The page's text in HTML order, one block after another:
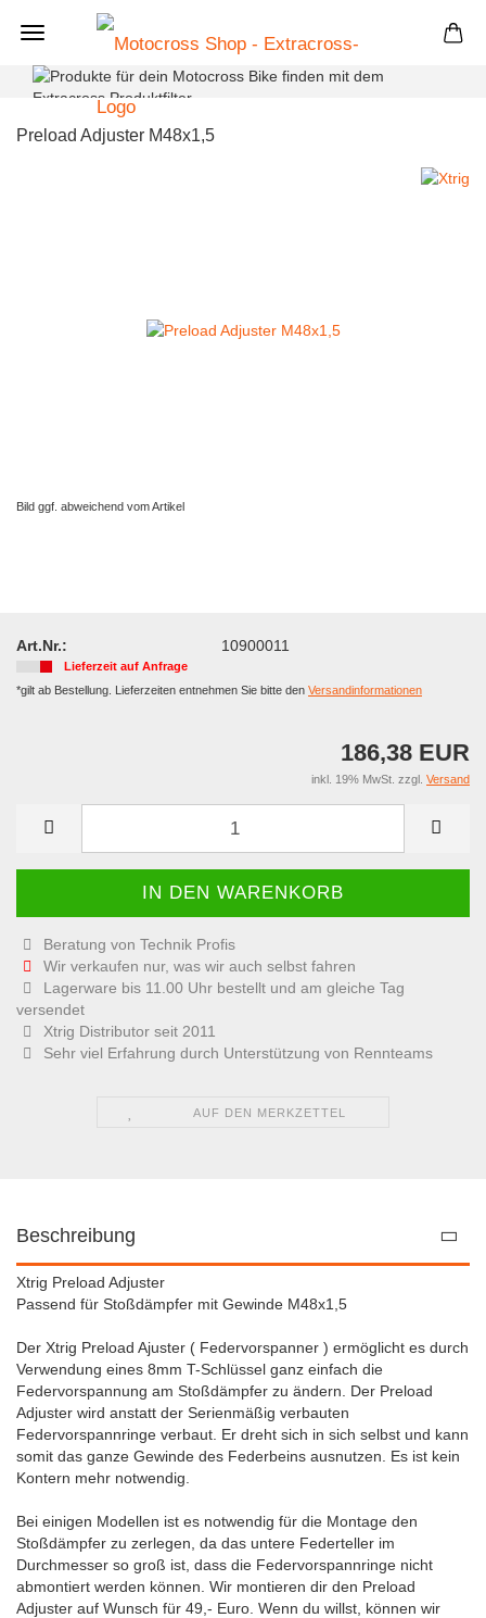
Preload Adjuster M48x1,5
Bild ggf. abweichend vom Artikel
Art.Nr.: 10900011
Lieferzeit auf Anfrage
*gilt ab Bestellung. Lieferzeiten entnehmen Sie bitte den Versandinformationen
186,38 EUR
inkl. 19% MwSt. zzgl. Versand
Beratung von Technik Profis
Wir verkaufen nur, was wir auch selbst fahren
Lagerware bis 11.00 Uhr bestellt und am gleiche Tag
versendet
Xtrig Distributor seit 2011
Sehr viel Erfahrung durch Unterstützung von Rennteams
AUF DEN MERKZETTEL
Beschreibung
Xtrig Preload Adjuster
Passend für Stoßdämpfer mit Gewinde M48x1,5
Der Xtrig Preload Ajuster ( Federvorspanner ) ermöglicht es durch
Verwendung eines 8mm T-Schlüssel ganz einfach die
Federvorspannung am Stoßdämpfer zu ändern. Der Preload
Adjuster wird anstatt der Serienmäßig verbauten
Federvorspannringe verbaut. Er dreht sich in sich selbst und kann
somit das ganze Gewinde des Federbeins ausnutzen. Es ist kein
Kontern mehr notwendig.
Bei einigen Modellen ist es notwendig für die Montage den
Stoßdämpfer zu zerlegen, da das untere Federteller im
Durchmesser so groß ist, dass die Federvorspannringe nicht
abmontiert werden können. Wir montieren dir den Preload
Adjuster auf Wunsch für 49,- Euro. Wenn du willst, können wir